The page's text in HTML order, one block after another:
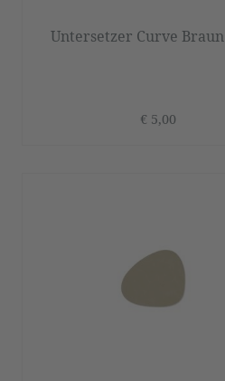
Untersetzer Curve
€ 5,00